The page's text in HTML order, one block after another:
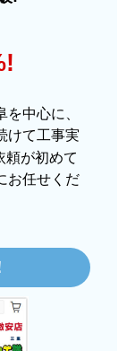
ーブ 【注
から）
？】
たです。
中心に、
けて工事実
頼が初めて
お任せくだ